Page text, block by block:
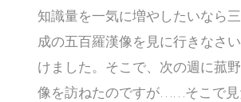
知識量を一気に増やしたいなら
成の五百羅漢像を見に行きなさ
けました。そこで、次の週に菰
像を訪ねたのですが……そこで見